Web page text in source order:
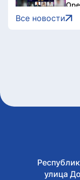
В
Все новости
улица